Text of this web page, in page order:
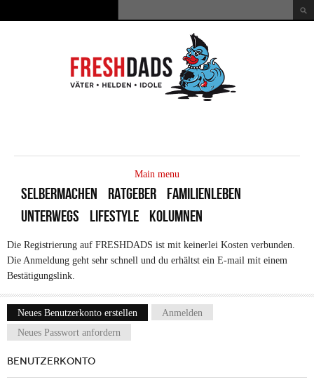
Suchformular
Main menu
SELBERMACHEN RATGEBER
FAMILIENLEBEN
UNTERWEGS
LIFESTYLE KOLUMNEN
Die Registrierung auf FRESHDADS ist mit keinerlei Kosten verbunden.
Die Anmeldung geht sehr schnell und du erhältst ein E-mail mit einem
Bestätigungslink.
Haupt-Reiter
Neues Benutzerkonto erstellen (aktiver Reiter)
Anmelden
Neues Passwort anfordern
BENUTZERKONTO